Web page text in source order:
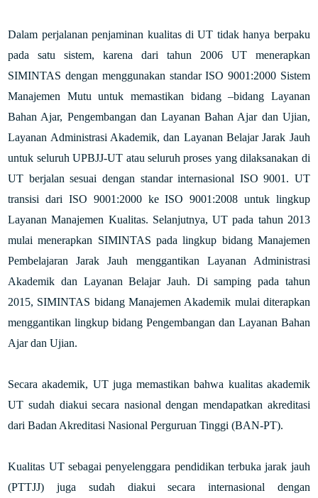
Dalam perjalanan penjaminan kualitas di UT tidak hanya berpaku
pada satu sistem, karena dari tahun 2006 UT menerapkan
SIMINTAS dengan menggunakan standar ISO 9001:2000 Sistem
Manajemen Mutu untuk memastikan bidang –bidang Layanan
Bahan Ajar, Pengembangan dan Layanan Bahan Ajar dan Ujian,
Layanan Administrasi Akademik, dan Layanan Belajar Jarak Jauh
untuk seluruh UPBJJ-UT atau seluruh proses yang dilaksanakan di
UT berjalan sesuai dengan standar internasional ISO 9001. UT
transisi dari ISO 9001:2000 ke ISO 9001:2008 untuk lingkup
Layanan Manajemen Kualitas. Selanjutnya, UT pada tahun 2013
mulai menerapkan SIMINTAS pada lingkup bidang Manajemen
Pembelajaran Jarak Jauh menggantikan Layanan Administrasi
Akademik dan Layanan Belajar Jauh. Di samping pada tahun
2015, SIMINTAS bidang Manajemen Akademik mulai diterapkan
menggantikan lingkup bidang Pengembangan dan Layanan Bahan
Ajar dan Ujian.
Secara akademik, UT juga memastikan bahwa kualitas akademik
UT sudah diakui secara nasional dengan mendapatkan akreditasi
dari Badan Akreditasi Nasional Perguruan Tinggi (BAN-PT).
Kualitas UT sebagai penyelenggara pendidikan terbuka jarak jauh
(PTTJJ) juga sudah diakui secara internasional dengan